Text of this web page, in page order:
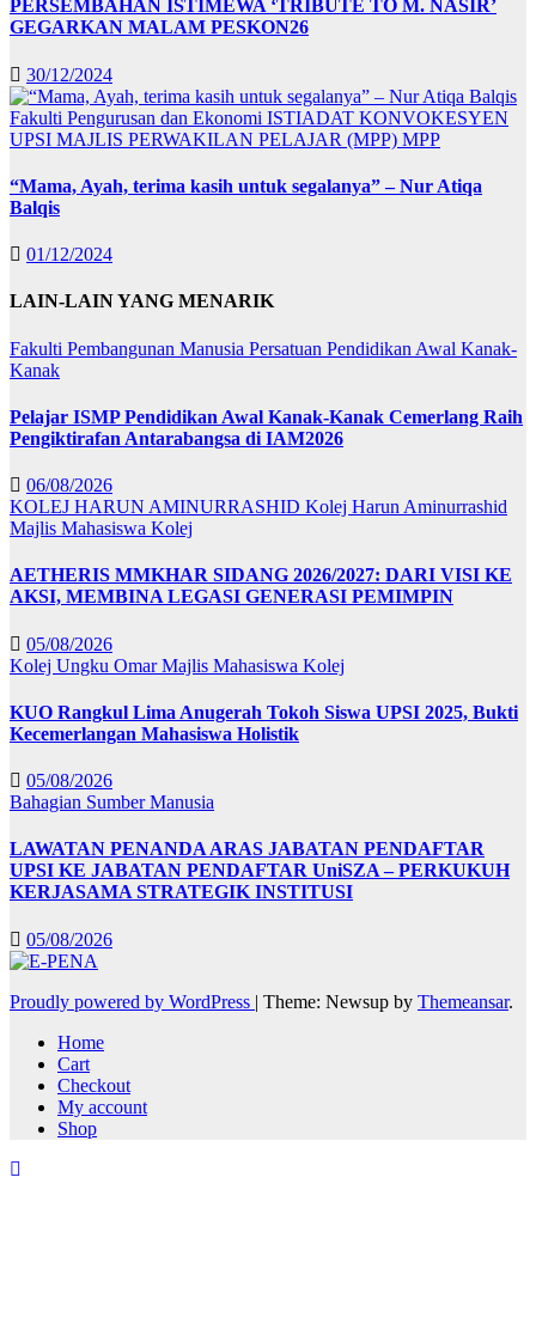
PERSEMBAHAN ISTIMEWA ‘TRIBUTE TO M. NASIR’
GEGARKAN MALAM PESKON26
30/12/2024
Fakulti Pengurusan dan Ekonomi ISTIADAT KONVOKESYEN
UPSI MAJLIS PERWAKILAN PELAJAR (MPP) MPP
“Mama, Ayah, terima kasih untuk segalanya” – Nur Atiqa
Balqis
01/12/2024
LAIN-LAIN YANG MENARIK
Fakulti Pembangunan Manusia Persatuan Pendidikan Awal Kanak-
Kanak
Pelajar ISMP Pendidikan Awal Kanak-Kanak Cemerlang Raih
Pengiktirafan Antarabangsa di IAM2026
06/08/2026
KOLEJ HARUN AMINURRASHID Kolej Harun Aminurrashid
Majlis Mahasiswa Kolej
AETHERIS MMKHAR SIDANG 2026/2027: DARI VISI KE
AKSI, MEMBINA LEGASI GENERASI PEMIMPIN
05/08/2026
Kolej Ungku OmarMajlis Mahasiswa Kolej
KUO Rangkul Lima Anugerah Tokoh Siswa UPSI 2025, Bukti
Kecemerlangan Mahasiswa Holistik
05/08/2026
Bahagian Sumber Manusia
LAWATAN PENANDA ARAS JABATAN PENDAFTAR
UPSI KE JABATAN PENDAFTAR UniSZA – PERKUKUH
KERJASAMA STRATEGIK INSTITUSI
05/08/2026
Proudly powered by WordPress | Theme: Newsup by Themeansar.
Home
Cart
Checkout
My account
Shop